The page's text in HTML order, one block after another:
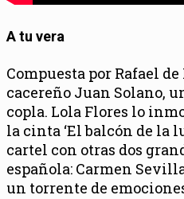
A tu vera
Compuesta por Rafael
cacereño Juan Solano,
copla. Lola Flores lo
la cinta ‘El balcón de la
cartel con otras dos
española: Carmen
un torrente de